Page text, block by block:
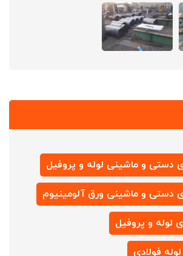
دستی و ماشینی لوله و پروفیل
دستی و ماشینی ورق آلومینیوم
لوله و پروفیل
فولادی